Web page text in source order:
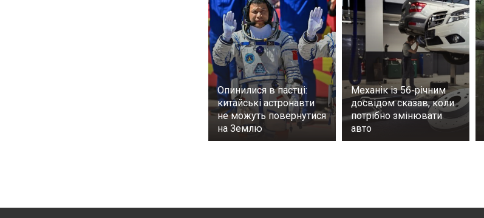
Опинилися в пастці:
китайські астронавти
не можуть повернутися
на Землю
Механік із 56-річним
досвідом сказав, коли
потрібно змінювати
авто